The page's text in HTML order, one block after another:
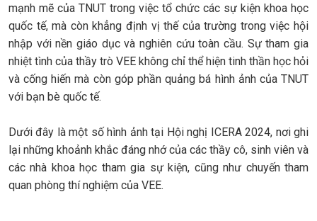
mạnh mẽ của TNUT trong việc tổ chức các sự kiện khoa học
quốc tế, mà còn khẳng định vị thế của trường trong việc hội
nhập với nền giáo dục và nghiên cứu toàn cầu. Sự tham gia
nhiệt tình của thầy trò VEE không chỉ thể hiện tinh thần học hỏi
và cống hiến mà còn góp phần quảng bá hình ảnh của TNUT
với bạn bè quốc tế.
Dưới đây là một số hình ảnh tại Hội nghị ICERA 2024, nơi ghi
lại những khoảnh khắc đáng nhớ của các thầy cô, sinh viên và
các nhà khoa học tham gia sự kiện, cũng như chuyến tham
quan phòng thí nghiệm của VEE.